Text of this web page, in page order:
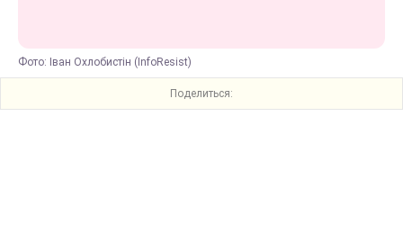
Фото: Іван Охлобистін (InfoResist)
Поделиться: